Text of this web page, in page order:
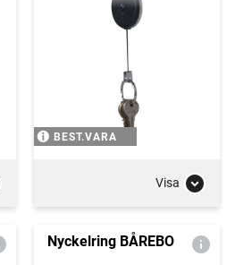
BEST.VARA
Visa
Nyckelring BÅREBO